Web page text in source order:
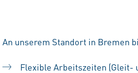
An unserem Standort in Bremen
Flexible Arbeitszeiten (Gleit-